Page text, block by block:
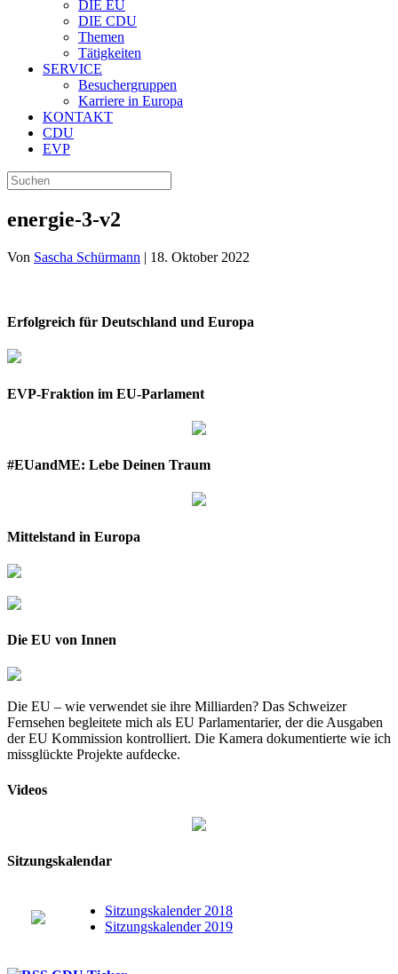
DIE EU
DIE CDU
Themen
Tätigkeiten
SERVICE
Besuchergruppen
Karriere in Europa
KONTAKT
CDU
EVP
energie-3-v2
Von Sascha Schürmann | 18. Oktober 2022
Erfolgreich für Deutschland und Europa
EVP-Fraktion im EU-Parlament
#EUandME: Lebe Deinen Traum
Mittelstand in Europa
Die EU von Innen
Die EU – wie verwendet sie ihre Milliarden? Das Schweizer
Fernsehen begleitete mich als EU Parlamentarier, der die Ausgaben
der EU Kommission kontrolliert. Die Kamera dokumentierte wie ich
missglückte Projekte aufdecke.
Videos
Sitzungskalendar
Sitzungskalender 2018
Sitzungskalender 2019